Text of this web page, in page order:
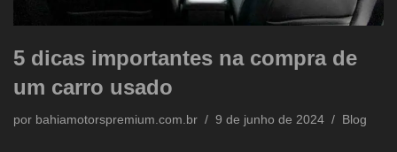
5 dicas importantes na compra de
um carro usado
por bahiamotorspremium.com.br 9 de junho de 2024 Blog